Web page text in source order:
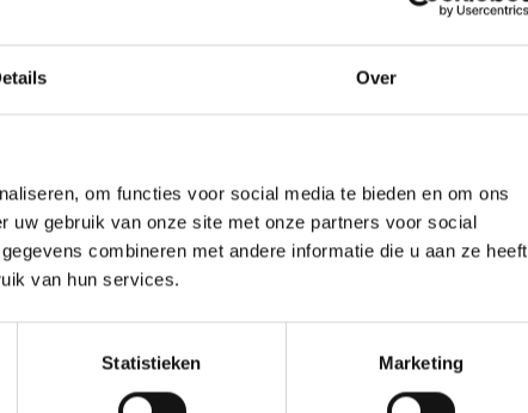
Over
om functies voor social media te bieden en om ons
uw gebruik van onze site met onze partners voor social
combineren met andere informatie die u aan ze heeft
van hun services.
Statistieken Marketing